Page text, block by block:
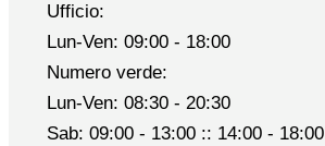
Ufficio:
Lun-Ven: 09:00 - 18:00
Numero verde:
Lun-Ven: 08:30 - 20:30
Sab: 09:00 - 13:00 :: 14:00 - 18:00